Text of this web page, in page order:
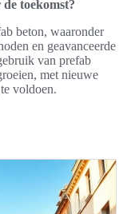
toekomst?
beton, waaronder
en geavanceerde
van prefab
met nieuwe
voldoen.